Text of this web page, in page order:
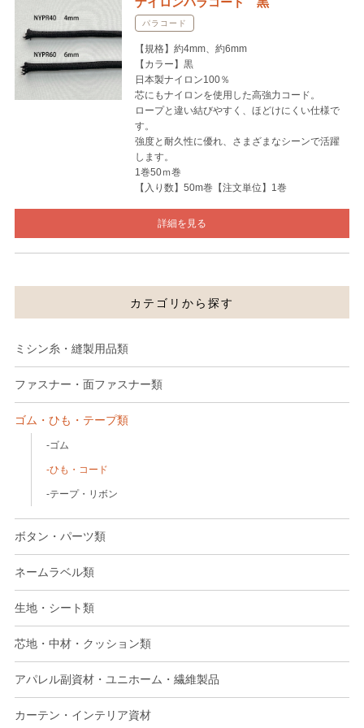
カテゴリから探す
ミシン糸・縫製用品類
ファスナー・面ファスナー類
ゴム・ひも・テープ類
ゴム
ひも・コード
テープ・リボン
ボタン・パーツ類
ネームラベル類
生地・シート類
芯地・中材・クッション類
アパレル副資材・ユニホーム・繊維製品
カーテン・インテリア資材
パラコード
【規格】約4mm、約6mm
【カラー】黒
日本製ナイロン100％
芯にもナイロンを使用した高強力コード。
ロープと違い結びやすく、ほどけにくい仕様で
す。
強度と耐久性に優れ、さまざまなシーンで活躍
します。
1巻50ｍ巻
【入り数】50m巻【注文単位】1巻
詳細を見る